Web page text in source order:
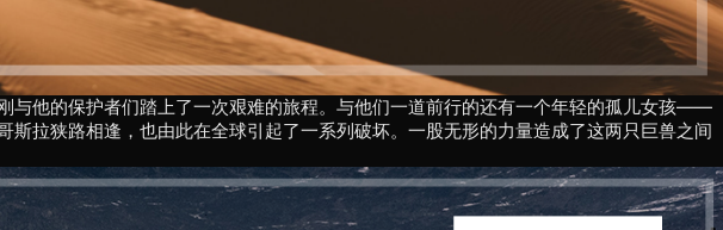
与他的保护者们踏上了一次艰难的旅程。与他们一道前行的还有一个年轻的孤儿女孩——
拉狭路相逢，也由此在全球引起了一系列破坏。一股无形的力量造成了这两只巨兽之间